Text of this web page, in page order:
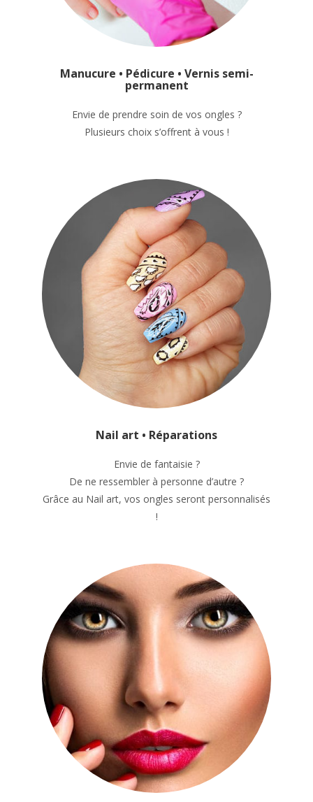
Manucure • Pédicure • Vernis semi-
permanent
Envie de prendre soin de vos ongles ?
Plusieurs choix s’offrent à vous !
Nail art • Réparations
Envie de fantaisie ?
De ne ressembler à personne d’autre ?
Grâce au Nail art, vos ongles seront personnalisés
!